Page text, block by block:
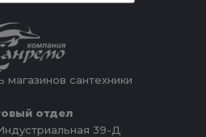
магазинов сантехники
отдел
39-Д